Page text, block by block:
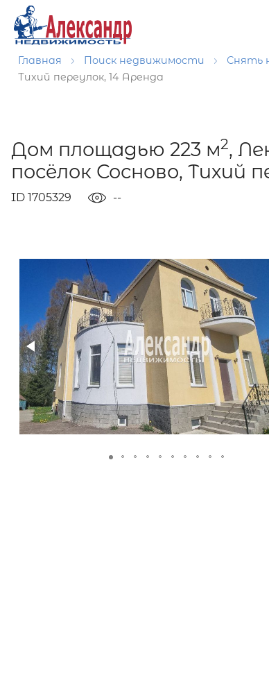
Главная Поиск недвижимости Снять
Тихий переулок, 14 Аренда
Дом площадью 223 м2,
посёлок Сосново, Тихий
ID 1705329 --